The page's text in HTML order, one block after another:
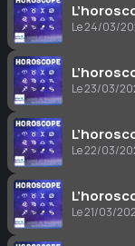
Le 24/03/
Le 23/03/
Le 22/03/
Le 21/03/